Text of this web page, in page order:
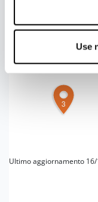
Use
3
Ultimo aggiornamento